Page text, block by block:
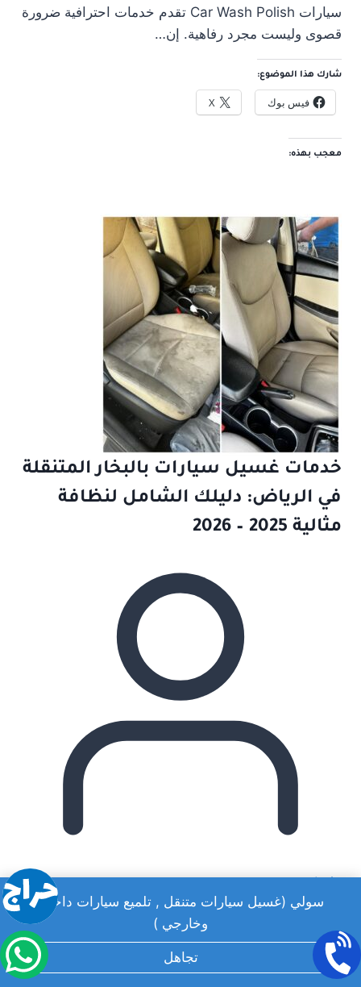
سولي (غسيل سيارات متنقل , تلميع سيارات داخلي
وخارجي )
تجاهل
سيارات Car Wash Polish تقدم خدمات احترافية ضرورة
قصوى وليست مجرد رفاهية. إن…
شارك هذا الموضوع:
فيس بوك X
معجب بهذه:
خدمات غسيل سيارات بالبخار المتنقلة
في الرياض: دليلك الشامل لنظافة
مثالية 2025 – 2026
admin